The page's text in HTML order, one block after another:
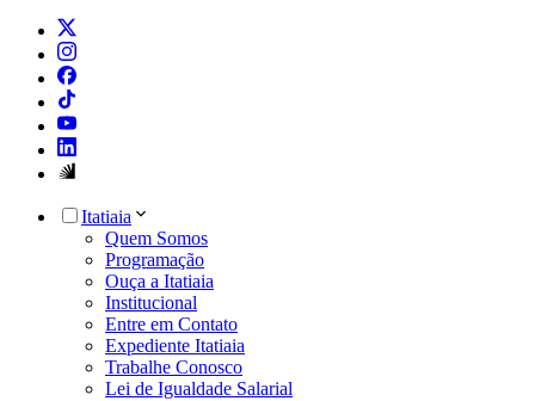
Itatiaia
Quem Somos
Programação
Ouça a Itatiaia
Institucional
Entre em Contato
Expediente Itatiaia
Trabalhe Conosco
Lei de Igualdade Salarial